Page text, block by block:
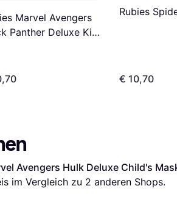
Marvel Avengers
Panther Deluxe Kids
Rubies
€ 10,70
Avengers Hulk Deluxe Child's
im Vergleich zu 2 anderen Shops.